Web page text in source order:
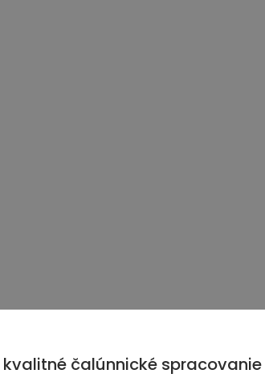
čalúnnické spracovanie